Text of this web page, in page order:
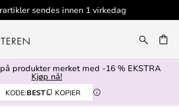
100+ designmerker
på produkter merket med -16 % EKSTRA
Kjøp nå!
KODE:BEST KOPIER